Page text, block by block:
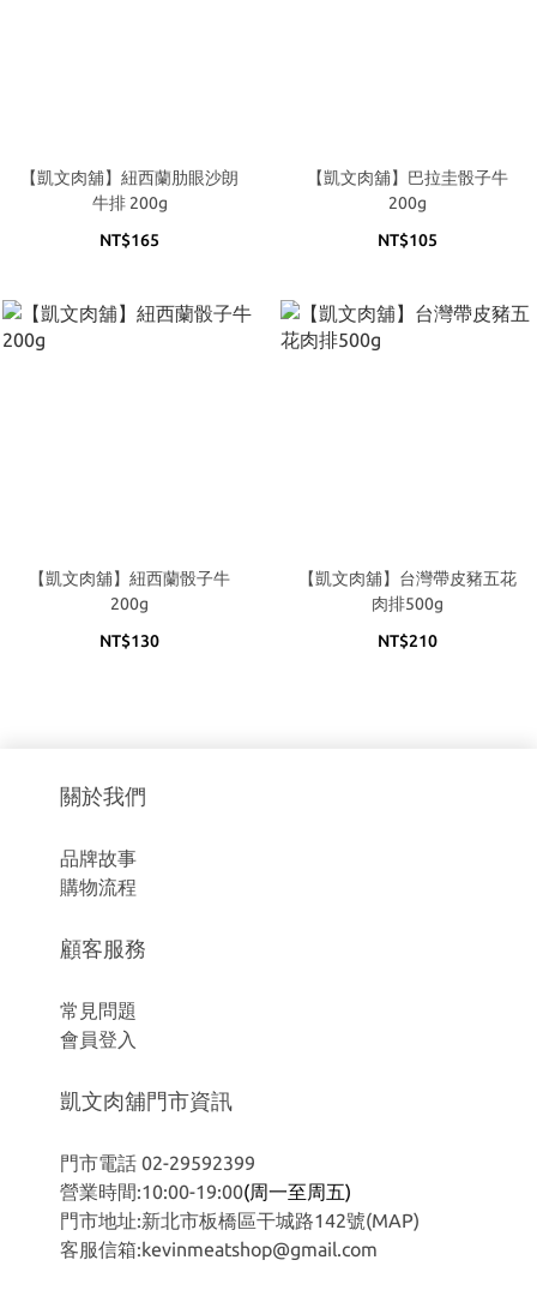
【凱文肉舖】紐西蘭肋眼沙朗
牛排 200g
NT$165
【凱文肉舖】巴拉圭骰子牛
200g
NT$105
【凱文肉舖】紐西蘭骰子牛
200g
NT$130
【凱文肉舖】台灣帶皮豬五花
肉排500g
NT$210
關於我們
品牌故事
購物流程
顧客服務
常見問題
會員登入
凱文肉舖門市資訊
門市電話 02-29592399
營業時間:10:00-19:00(周一至周五)
門市地址:新北市板橋區干城路142號(MAP)
客服信箱:kevinmeatshop@gmail.com